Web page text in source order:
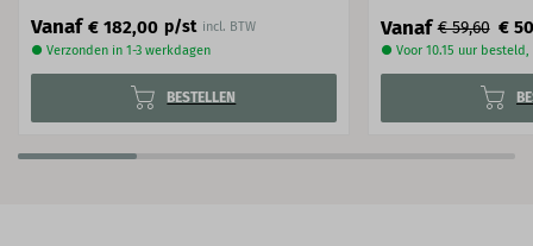
Vanaf € 182,00 p/st incl. BTW
● Verzonden in 1-3 werkdagen
BESTELLEN
Vanaf € 59,60 €
● Voor 10.15 uur